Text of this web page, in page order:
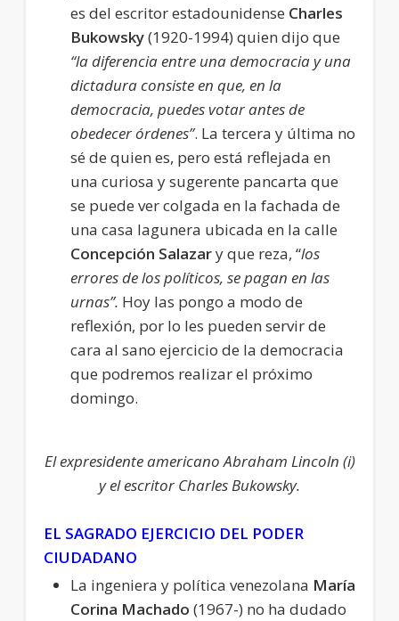
es del escritor estadounidense Charles
Bukowsky(1920-1994) quien dijo que
“la diferencia entre una democracia y una
dictadura consiste en que, en la
democracia, puedes votar antes de
obedecer órdenes”. La tercera y última no
sé de quien es, pero está reflejada en
una curiosa y sugerente pancarta que
se puede ver colgada en la fachada de
una casa lagunera ubicada en la calle
Concepción Salazary que reza, “los
errores de los políticos, se pagan en las
urnas”. Hoy las pongo a modo de
reflexión, por lo les pueden servir de
cara al sano ejercicio de la democracia
que podremos realizar el próximo
domingo.
El expresidente americano Abraham Lincoln (i)
y el escritor Charles Bukowsky.
EL SAGRADO EJERCICIO DEL PODER
CIUDADANO
La ingeniera y política venezolana María
Corina Machado (1967-) no ha dudado